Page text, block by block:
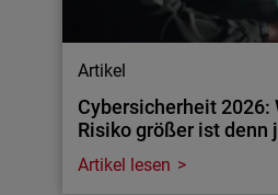
Artikel
Cybersicherheit 2026:
Risiko größer ist denn
Artikel lesen